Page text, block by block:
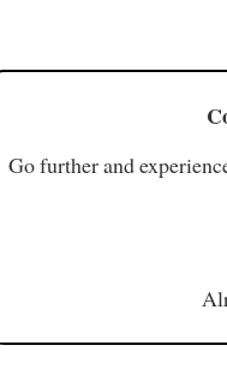
Go further and